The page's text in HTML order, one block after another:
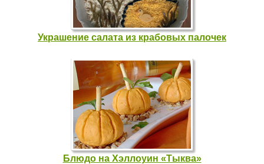
Украшение салата из крабовых палочек
Блюдо на Хэллоуин «Тыква»